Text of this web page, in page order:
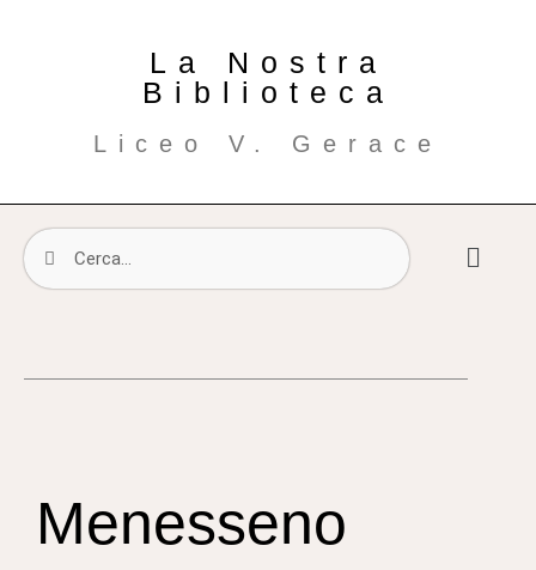
La Nostra
Biblioteca
Liceo V. Gerace
Menesseno